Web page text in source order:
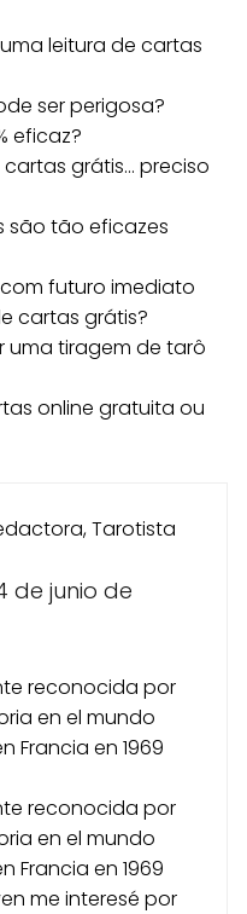
leitura de cartas
ser perigosa?
eficaz?
grátis... preciso
são tão eficazes
futuro imediato
cartas grátis?
uma tiragem de tarô
online gratuita ou
Tarotista
de junio de
reconocida por
en el mundo
Francia en 1969
reconocida por
en el mundo
Francia en 1969
me interesé por